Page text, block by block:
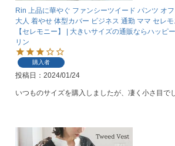
Rin 上品に華やぐ ファンシーツイード パンツ オ
大人 着やせ 体型カバー ビジネス 通勤 ママ セレモ
【セレモニー】 | 大きいサイズの通販ならハッピ
リン
購入者
投稿日 2024/01/24
いつものサイズを購入しましたが、凄く小さ目で